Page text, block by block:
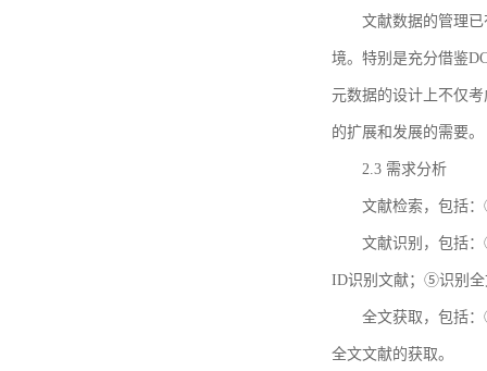
文献数据的管理
境。特别是充分借鉴
元数据的设计上不仅
的扩展和发展的需要。
2.3 需求分析
文献检索，包括
文献识别，包括
ID识别文献；⑤识别全
全文获取，包括
全文文献的获取。